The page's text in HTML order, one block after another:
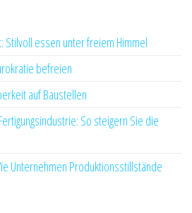
Stilvoll essen unter freiem Himmel
befreien
auf Baustellen
So steigern Sie die
Unternehmen Produktionsstillstände